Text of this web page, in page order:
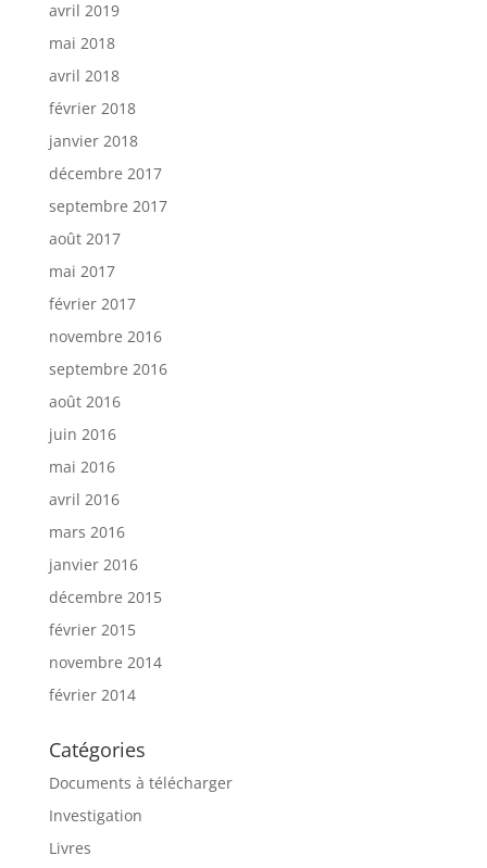
avril 2019
mai 2018
avril 2018
février 2018
janvier 2018
décembre 2017
septembre 2017
août 2017
mai 2017
février 2017
novembre 2016
septembre 2016
août 2016
juin 2016
mai 2016
avril 2016
mars 2016
janvier 2016
décembre 2015
février 2015
novembre 2014
février 2014
Catégories
Documents à télécharger
Investigation
Livres